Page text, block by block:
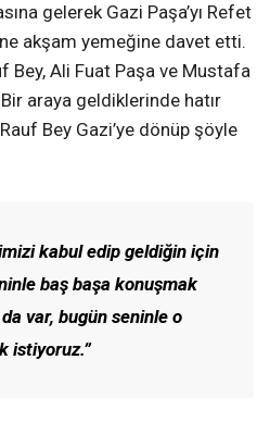
gelerek Gazi Paşa’yı Refet
akşam yemeğine davet etti.
Bey, Ali Fuat Paşa ve Mustafa
araya geldiklerinde hatır
Bey Gazi’ye dönüp şöyle
kabul edip geldiğin için
baş başa konuşmak
var, bugün seninle o
istiyoruz.”